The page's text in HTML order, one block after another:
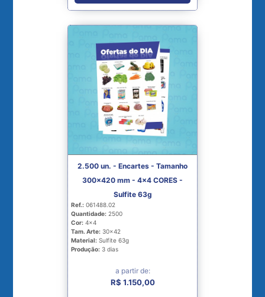
2.500 un. - Encartes - Tamanho
300x420 mm - 4x4 CORES -
Sulfite 63g
Ref.: 061488.02
Quantidade: 2500
Cor: 4x4
Tam. Arte: 30x42
Material: Sulfite 63g
Produção: 3 dias
a partir de:
R$ 1.150,00